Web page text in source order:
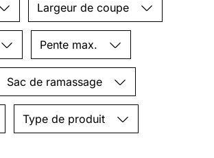
Largeur de coupe
Pente max.
Sac de ramassage
Type de produit